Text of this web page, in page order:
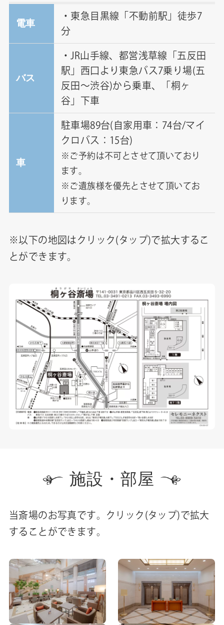
電車
・東急目黒線「不動前駅」徒歩7
分
バス
・JR山手線、都営浅草線「五反田
駅」西口より東急バス7乗り場(五
反田～渋谷)から乗車、「桐ヶ
谷」下車
車
駐車場89台(自家用車：74台/マイ
クロバス：15台)
※ご予約は不可とさせて頂いており
ます。
※ご遺族様を優先とさせて頂いてお
ります。
※以下の地図はクリック(タップ)で拡大するこ
とができます。
施設・部屋
当斎場のお写真です。クリック(タップ)で拡大
することができます。